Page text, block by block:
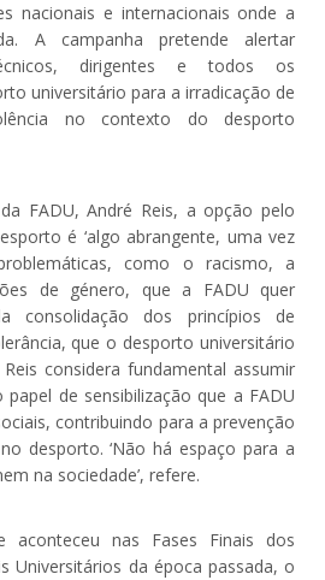
nacionais e internacionais onde a
A campanha pretende alertar
dirigentes e todos os
universitário para a irradicação de
no contexto do desporto
FADU, André Reis, a opção pelo
é ‘algo abrangente, uma vez
como o racismo, a
de género, que a FADU quer
consolidação dos princípios de
que o desporto universitário
considera fundamental assumir
de sensibilização que a FADU
contribuindo para a prevenção
desporto. ‘Não há espaço para a
na sociedade’, refere.
aconteceu nas Fases Finais dos
Universitários da época passada, o